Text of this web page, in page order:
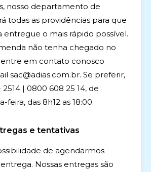
nosso departamento de
todas as providências para que
entregue o mais rápido possível.
não tenha chegado no
em contato conosco
sac@adias.com.br. Se preferir,
2514 | 0800 608 25 14, de
feira, das 8h12 as 18:00.
e tentativas
de agendarmos
Nossas entregas são